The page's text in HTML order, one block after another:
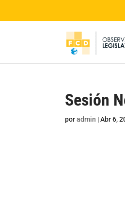
Sesión
poradmin |Abr 6,